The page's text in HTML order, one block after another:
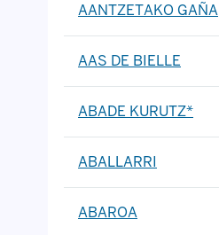
AANTZETAKO GAÑA
AAS DE BIELLE
ABADE KURUTZ*
ABALLARRI
ABAROA